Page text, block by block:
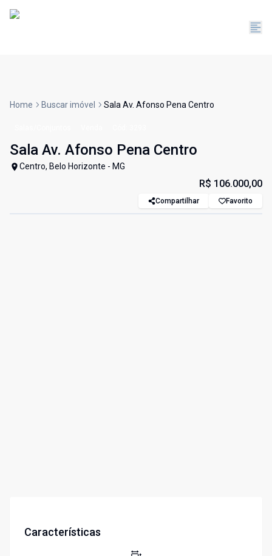
Home Buscar imóvel Sala Av. Afonso Pena Centro
Sala Av. Afonso Pena Centro
Centro, Belo Horizonte - MG
R$ 106.000,00
Compartilhar Favorito
Características